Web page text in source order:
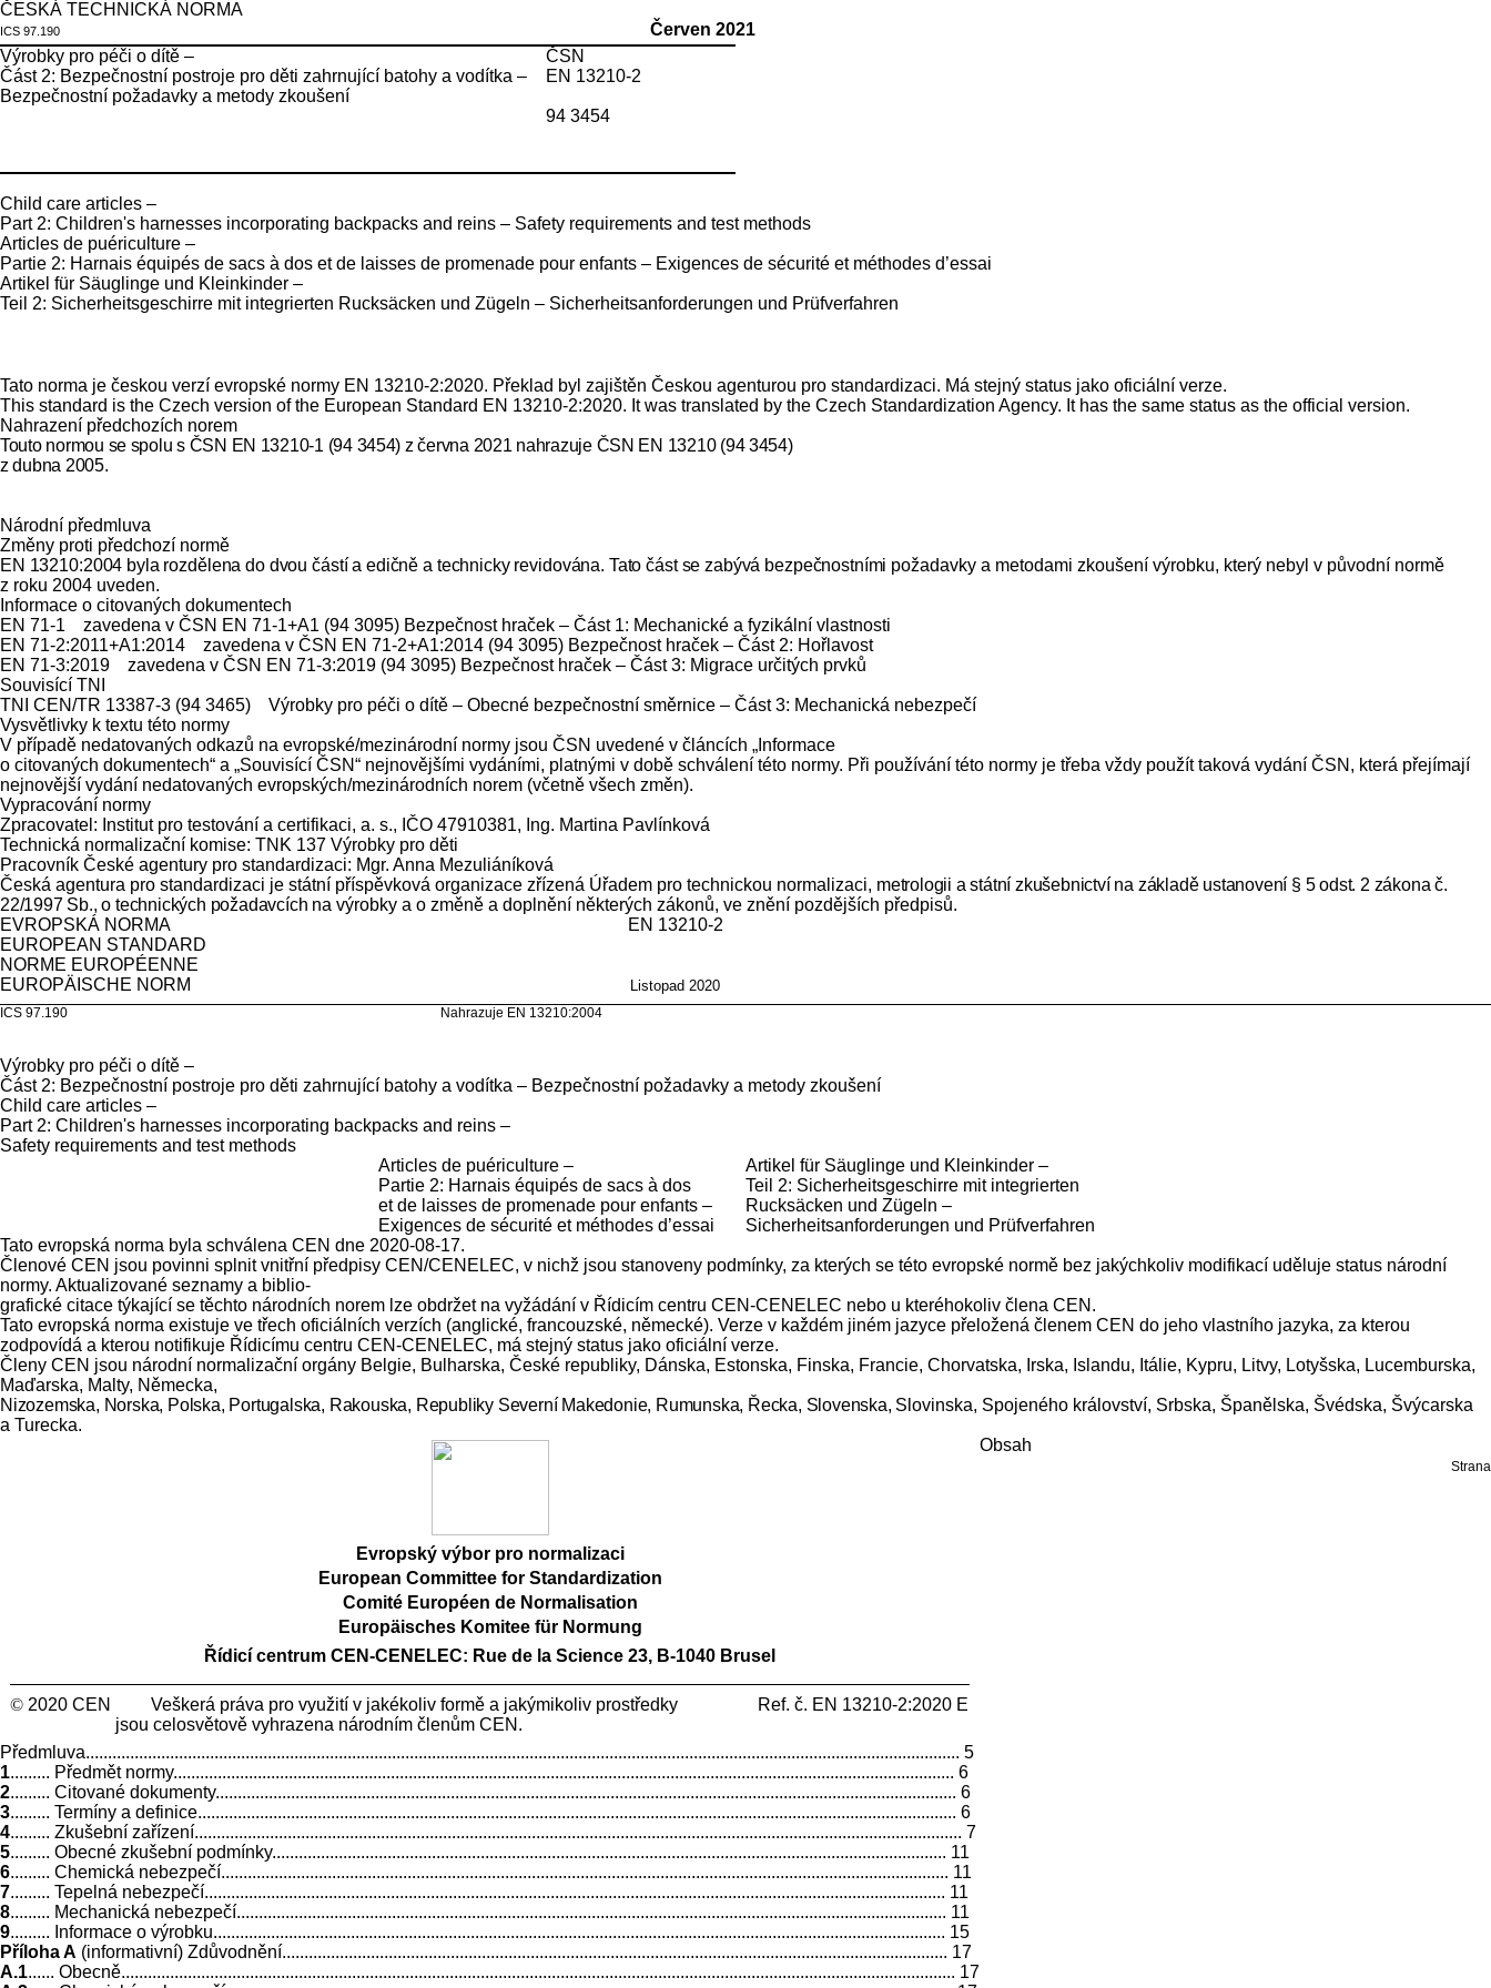
ČESKÁ TECHNICKÁ NORMA
ICS 97.190
Červen 2021
Výrobky pro péči o dítě –
Část 2: Bezpečnostní postroje pro děti zahrnující batohy a vodítka –
Bezpečnostní požadavky a metody zkoušení
ČSN
EN 13210-2
94 3454
Child care articles –
Part 2: Children's harnesses incorporating backpacks and reins – Safety requirements and test methods
Articles de puériculture –
Partie 2: Harnais équipés de sacs à dos et de laisses de promenade pour enfants – Exigences de sécurité et méthodes d’essai
Artikel für Säuglinge und Kleinkinder –
Teil 2: Sicherheitsgeschirre mit integrierten Rucksäcken und Zügeln – Sicherheitsanforderungen und Prüfverfahren
Tato norma je českou verzí evropské normy EN 13210-2:2020. Překlad byl zajištěn Českou agenturou pro standardizaci. Má stejný status jako oficiální verze.
This standard is the Czech version of the European Standard EN 13210-2:2020. It was translated by the Czech Standardization Agency. It has the same status as the official version.
Nahrazení předchozích norem
Touto normou se spolu s ČSN EN 13210-1 (94 3454) z června 2021 nahrazuje ČSN EN 13210 (94 3454)
z dubna 2005.
Národní předmluva
Změny proti předchozí normě
EN 13210:2004 byla rozdělena do dvou částí a edičně a technicky revidována. Tato část se zabývá bezpečnostními požadavky a metodami zkoušení výrobku, který nebyl v původní normě
z roku 2004 uveden.
Informace o citovaných dokumentech
EN 71-1 zavedena v ČSN EN 71-1+A1 (94 3095) Bezpečnost hraček – Část 1: Mechanické a fyzikální vlastnosti
EN 71-2:2011+A1:2014 zavedena v ČSN EN 71-2+A1:2014 (94 3095) Bezpečnost hraček – Část 2: Hořlavost
EN 71-3:2019 zavedena v ČSN EN 71-3:2019 (94 3095) Bezpečnost hraček – Část 3: Migrace určitých prvků
Souvisící TNI
TNI CEN/TR 13387-3 (94 3465) Výrobky pro péči o dítě – Obecné bezpečnostní směrnice – Část 3: Mechanická nebezpečí
Vysvětlivky k textu této normy
V případě nedatovaných odkazů na evropské/mezinárodní normy jsou ČSN uvedené v článcích „Informace
o citovaných dokumentech“ a „Souvisící ČSN“ nejnovějšími vydáními, platnými v době schválení této normy. Při používání této normy je třeba vždy použít taková vydání ČSN, která přejímají
nejnovější vydání nedatovaných evropských/mezinárodních norem (včetně všech změn).
Vypracování normy
Zpracovatel: Institut pro testování a certifikaci, a. s., IČO 47910381, Ing. Martina Pavlínková
Technická normalizační komise: TNK 137 Výrobky pro děti
Pracovník České agentury pro standardizaci: Mgr. Anna Mezuliáníková
Česká agentura pro standardizaci je státní příspěvková organizace zřízená Úřadem pro technickou normalizaci, metrologii a státní zkušebnictví na základě ustanovení § 5 odst. 2 zákona č.
22/1997 Sb., o technických požadavcích na výrobky a o změně a doplnění některých zákonů, ve znění pozdějších předpisů.
EVROPSKÁ NORMA EN 13210-2
EUROPEAN STANDARD
NORME EUROPÉENNE
EUROPÄISCHE NORM
Listopad 2020
ICS 97.190 Nahrazuje EN 13210:2004
Výrobky pro péči o dítě –
Část 2: Bezpečnostní postroje pro děti zahrnující batohy a vodítka – Bezpečnostní požadavky a metody zkoušení
Child care articles –
Part 2: Children's harnesses incorporating backpacks and reins –
Safety requirements and test methods
Articles de puériculture –
Partie 2: Harnais équipés de sacs à dos
et de laisses de promenade pour enfants –
Exigences de sécurité et méthodes d’essai
Artikel für Säuglinge und Kleinkinder –
Teil 2: Sicherheitsgeschirre mit integrierten
Rucksäcken und Zügeln –
Sicherheitsanforderungen und Prüfverfahren
Tato evropská norma byla schválena CEN dne 2020-08-17.
Členové CEN jsou povinni splnit vnitřní předpisy CEN/CENELEC, v nichž jsou stanoveny podmínky, za kterých se této evropské normě bez jakýchkoliv modifikací uděluje status národní
normy. Aktualizované seznamy a biblio-
grafické citace týkající se těchto národních norem lze obdržet na vyžádání v Řídicím centru CEN-CENELEC nebo u kteréhokoliv člena CEN.
Tato evropská norma existuje ve třech oficiálních verzích (anglické, francouzské, německé). Verze v každém jiném jazyce přeložená členem CEN do jeho vlastního jazyka, za kterou
zodpovídá a kterou notifikuje Řídicímu centru CEN-CENELEC, má stejný status jako oficiální verze.
Členy CEN jsou národní normalizační orgány Belgie, Bulharska, České republiky, Dánska, Estonska, Finska, Francie, Chorvatska, Irska, Islandu, Itálie, Kypru, Litvy, Lotyšska, Lucemburska,
Maďarska, Malty, Německa,
Nizozemska, Norska, Polska, Portugalska, Rakouska, Republiky Severní Makedonie, Rumunska, Řecka, Slovenska, Slovinska, Spojeného království, Srbska, Španělska, Švédska, Švýcarska
a Turecka.
Evropský výbor pro normalizaci
European Committee for Standardization
Comité Européen de Normalisation
Europäisches Komitee für Normung
Řídicí centrum CEN-CENELEC: Rue de la Science 23, B-1040 Brusel
© 2020 CEN Veškerá práva pro využití v jakékoliv formě a jakýmikoliv prostředky Ref. č. EN 13210-2:2020 E
jsou celosvětově vyhrazena národním členům CEN.
Obsah
Strana
Předmluva..................................................................................................................................................................................................... 5
1......... Předmět normy................................................................................................................................................................................ 6
2......... Citované dokumenty....................................................................................................................................................................... 6
3......... Termíny a definice........................................................................................................................................................................... 6
4......... Zkušební zařízení............................................................................................................................................................................. 7
5......... Obecné zkušební podmínky........................................................................................................................................................ 11
6......... Chemická nebezpečí.................................................................................................................................................................... 11
7......... Tepelná nebezpečí....................................................................................................................................................................... 11
8......... Mechanická nebezpečí................................................................................................................................................................ 11
9......... Informace o výrobku..................................................................................................................................................................... 15
Příloha A (informativní) Zdůvodnění...................................................................................................................................................... 17
A.1...... Obecně............................................................................................................................................................................................ 17